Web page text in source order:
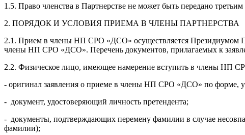
1.5. Право членства в Партнерстве не может быть передано
2. ПОРЯДОК И УСЛОВИЯ ПРИЕМА В ЧЛЕНЫ ПАРТНЕРСТВА
2.1. Прием в члены НП СРО «ДСО» осуществляется Президиумом
члены НП СРО «ДСО». Перечень документов, прилагаемых к
2.2. Физическое лицо, имеющее намерение вступить в члены НП
- оригинал заявления о приеме в члены НП СРО «ДСО» по форме,
- документ, удостоверяющий личность претендента;
- документы, подтверждающих перемену фамилии в случае
фамилии);